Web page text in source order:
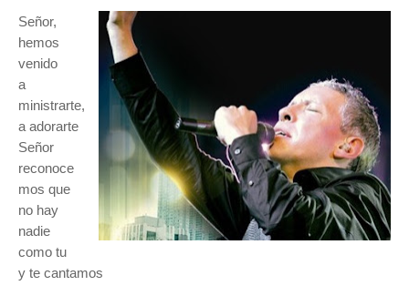
Señor,
hemos
venido
a
ministrarte,
a adorarte
Señor
reconoce
mos que
no hay
nadie
como tu
y te cantamos